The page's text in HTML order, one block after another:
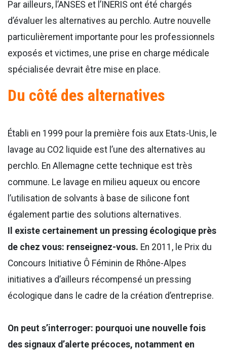
Par ailleurs, l’ANSES et l’INERIS ont été chargés
d’évaluer les alternatives au perchlo. Autre nouvelle
particulièrement importante pour les professionnels
exposés et victimes, une prise en charge médicale
spécialisée devrait être mise en place.
Du côté des alternatives
Établi en 1999 pour la première fois aux Etats-Unis, le
lavage au CO2 liquide est l’une des alternatives au
perchlo. En Allemagne cette technique est très
commune. Le lavage en milieu aqueux ou encore
l’utilisation de solvants à base de silicone font
également partie des solutions alternatives.
Il existe certainement un pressing écologique près
de chez vous: renseignez-vous. En 2011, le Prix du
Concours Initiative Ô Féminin de Rhône-Alpes
initiatives a d’ailleurs récompensé un pressing
écologique dans le cadre de la création d’entreprise.
On peut s’interroger: pourquoi une nouvelle fois
des signaux d’alerte précoces, notamment en